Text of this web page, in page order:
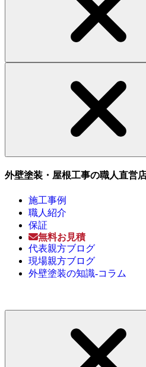
外壁塗装・屋根工事の職人直営
施工事例
職人紹介
保証
無料お見積
代表親方ブログ
現場親方ブログ
外壁塗装の知識-コラム